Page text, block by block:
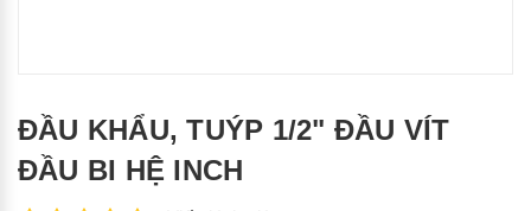
ĐẦU KHẨU, TUÝP 1/2" ĐẦU VÍT
ĐẦU BI HỆ INCH